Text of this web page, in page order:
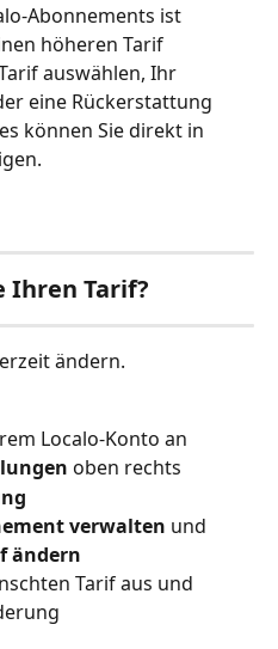
Abonnements ist
höheren Tarif
auswählen, Ihr
eine Rückerstattung
können Sie direkt in
Ihren Tarif?
ändern.
Localo-Konto an
oben rechts
verwalten und
ändern
Tarif aus und